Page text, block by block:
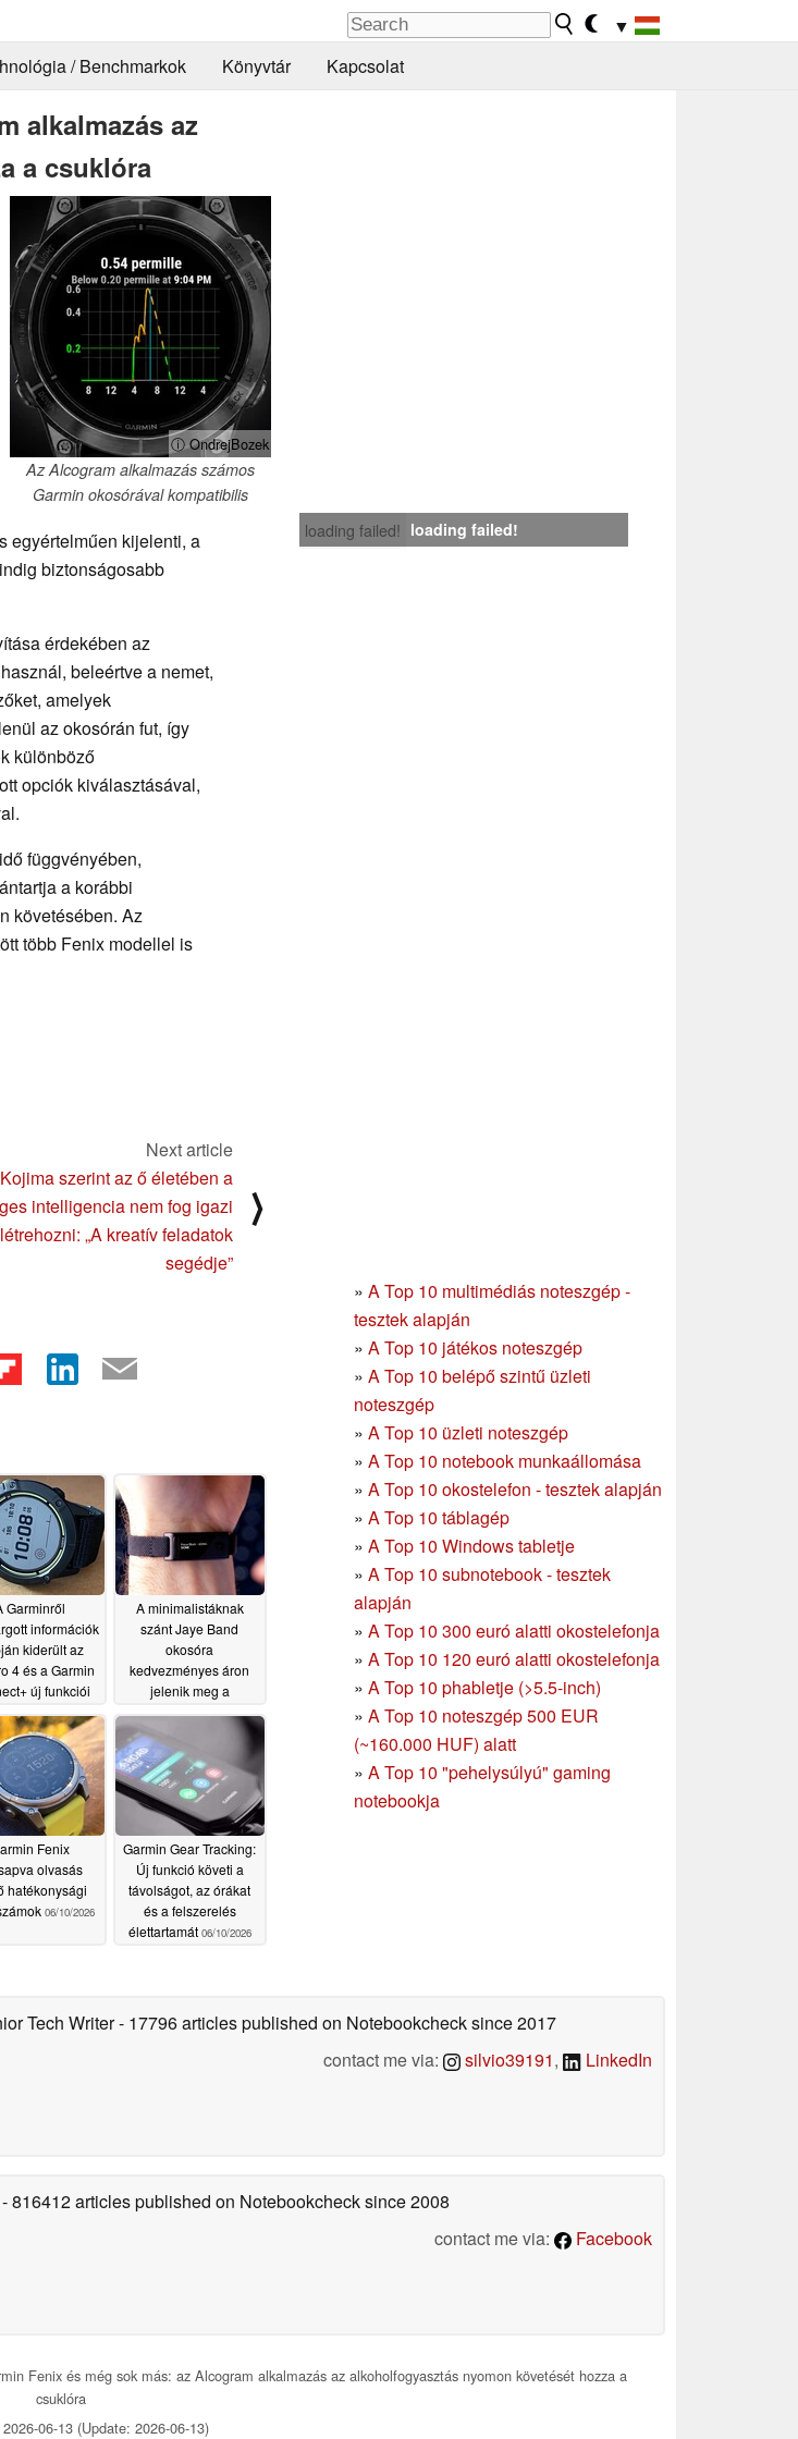
▼
/ Benchmarkok Könyvtár Kapcsolat
alkalmazás az
a csuklóra
ⓘ OndrejBozek
Az Alcogram alkalmazás számos
Garmin okosórával kompatibilis
loading failed! loading failed!
egyértelműen kijelenti, a
biztonságosabb
érdekében az
beleértve a nemet,
amelyek
az okosórán fut, így
különböző
opciók kiválasztásával,
függvényében,
a korábbi
követésében. Az
több Fenix modellel is
Next article
szerint az ő életében a
intelligencia nem fog igazi
„A kreatív feladatok
segédje”
⟩
» A Top 10 multimédiás noteszgép -
tesztek alapján
» A Top 10 játékos noteszgép
» A Top 10 belépő szintű üzleti
noteszgép
» A Top 10 üzleti noteszgép
» A Top 10 notebook munkaállomása
» A Top 10 okostelefon - tesztek alapján
» A Top 10 táblagép
» A Top 10 Windows tabletje
» A Top 10 subnotebook - tesztek
alapján
» A Top 10 300 euró alatti okostelefonja
» A Top 10 120 euró alatti okostelefonja
» A Top 10 phabletje (>5.5-inch)
» A Top 10 noteszgép 500 EUR
(~160.000 HUF) alatt
» A Top 10 "pehelysúlyú" gaming
notebookja
Garminről
információk
kiderült az
4 és a Garmin
új funkciói
06/17/2026
A minimalistáknak
szánt Jaye Band
okosóra
kedvezményes áron
jelenik meg a
06/17/2026
Fenix
olvasás
hatékonysági
06/10/2026
Garmin Gear Tracking:
Új funkció követi a
távolságot, az órákat
és a felszerelés
élettartamát 06/10/2026
Tech Writer- 17796 articles published on Notebookchecksince 2017
contact me via:
silvio39191, LinkedIn
- 816412 articles published on Notebookchecksince 2008
contact me via:
Facebook
Fenix és még sok más: az Alcogram alkalmazás az alkoholfogyasztás nyomon követését hozza a
csuklóra
06-13 (Update: 2026-06-13)